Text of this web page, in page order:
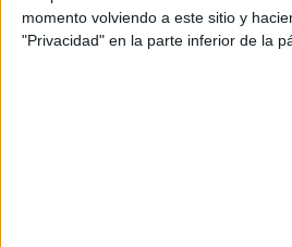
momento volviendo a este sitio y
"Privacidad" en la parte inferior de la
rescatar-lo, fet que l'animal